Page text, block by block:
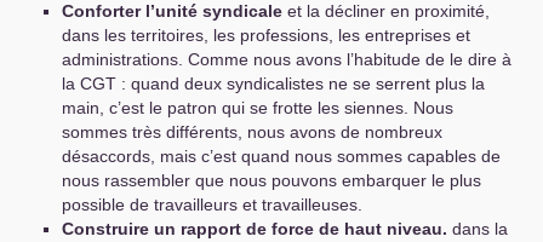
Conforter l’unité syndicale et la décliner en proximité,
dans les territoires, les professions, les entreprises et
administrations. Comme nous avons l’habitude de le dire à
la CGT : quand deux syndicalistes ne se serrent plus la
main, c’est le patron qui se frotte les siennes. Nous
sommes très différents, nous avons de nombreux
désaccords, mais c’est quand nous sommes capables de
nous rassembler que nous pouvons embarquer le plus
possible de travailleurs et travailleuses.
Construire un rapport de force de haut niveau. dans la